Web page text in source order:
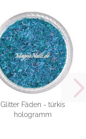
Glitter Fäden - türkis
hologramm